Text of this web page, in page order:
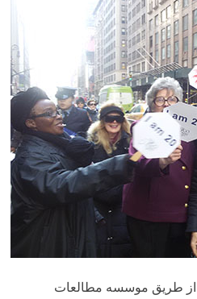
طریق موسسه مطالعات